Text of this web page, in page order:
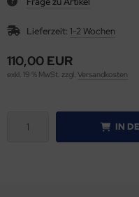
Lieferzeit: 1-2 Wochen
110,00 EUR
exkl. 19 % MwSt. zzgl. Versandkosten
IN